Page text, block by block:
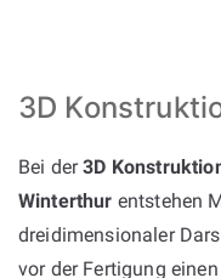
3D
Bei der3D
Winterthur entstehen
dreidimensionaler
vor der Fertigung